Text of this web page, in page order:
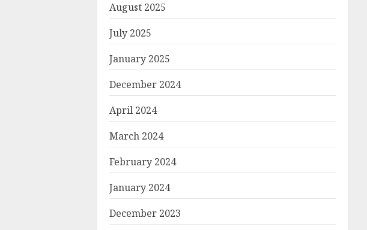
August 2025
July 2025
January 2025
December 2024
April 2024
March 2024
February 2024
January 2024
December 2023